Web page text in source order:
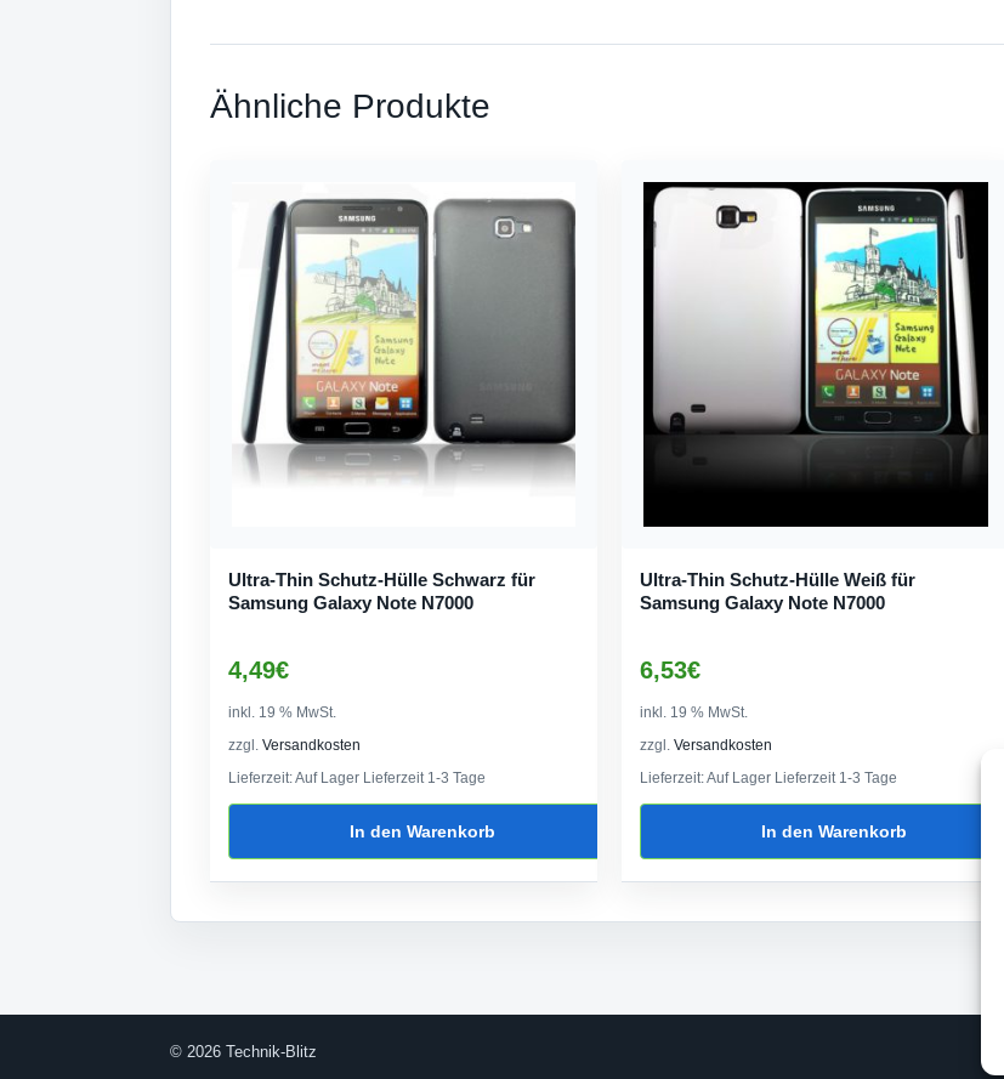
Ähnliche Produkte
Ultra-Thin Schutz-Hülle Schwarz für
Samsung Galaxy Note N7000
4,49€
inkl. 19 % MwSt.
zzgl.Versandkosten
Lieferzeit:Auf Lager Lieferzeit 1-3 Tage
In den Warenkorb
Ultra-Thin Schutz-Hülle Weiß für
Samsung Galaxy Note N7000
6,53€
inkl. 19 % MwSt.
zzgl.Versandkosten
Lieferzeit:Auf Lager Lieferzeit 1-3 Tage
In den Warenkorb
© 2026 Technik-Blitz